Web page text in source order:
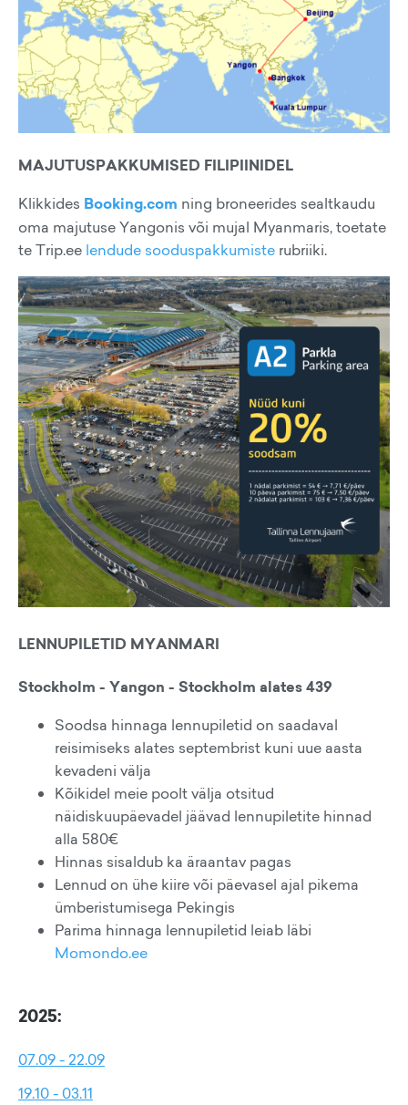
MAJUTUSPAKKUMISED FILIPIINIDEL
Klikkides Booking.com ning broneerides sealtkaudu
oma majutuse Yangonis või mujal Myanmaris, toetate
te Trip.ee lendude sooduspakkumiste rubriiki.
LENNUPILETID MYANMARI
Stockholm - Yangon - Stockholm alates 439
Soodsa hinnaga lennupiletid on saadaval
reisimiseks alates septembrist kuni uue aasta
kevadeni välja
Kõikidel meie poolt välja otsitud
näidiskuupäevadel jäävad lennupiletite hinnad
alla 580€
Hinnas sisaldub ka äraantav pagas
Lennud on ühe kiire või päevasel ajal pikema
ümberistumisega Pekingis
Parima hinnaga lennupiletid leiab läbi
Momondo.ee
2025:
07.09 - 22.09
19.10 - 03.11